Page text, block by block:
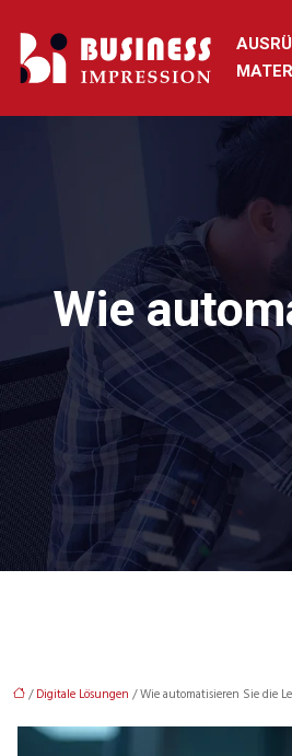
Wie
/Digitale Lösungen / Wie automatisieren Sie die